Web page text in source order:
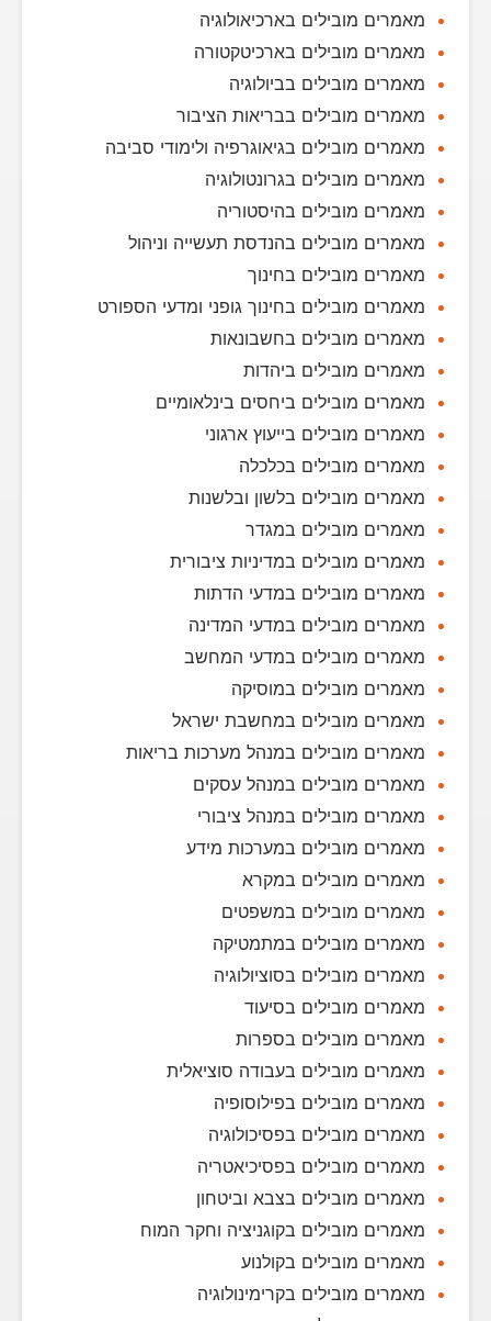
מאמרים מובילים בארכיאולוגיה
מאמרים מובילים בארכיטקטורה
מאמרים מובילים בביולוגיה
מאמרים מובילים בבריאות הציבור
מאמרים מובילים בגיאוגרפיה ולימודי סביבה
מאמרים מובילים בגרונטולוגיה
מאמרים מובילים בהיסטוריה
מאמרים מובילים בהנדסת תעשייה וניהול
מאמרים מובילים בחינוך
מאמרים מובילים בחינוך גופני ומדעי הספורט
מאמרים מובילים בחשבונאות
מאמרים מובילים ביהדות
מאמרים מובילים ביחסים בינלאומיים
מאמרים מובילים בייעוץ ארגוני
מאמרים מובילים בכלכלה
מאמרים מובילים בלשון ובלשנות
מאמרים מובילים במגדר
מאמרים מובילים במדיניות ציבורית
מאמרים מובילים במדעי הדתות
מאמרים מובילים במדעי המדינה
מאמרים מובילים במדעי המחשב
מאמרים מובילים במוסיקה
מאמרים מובילים במחשבת ישראל
מאמרים מובילים במנהל מערכות בריאות
מאמרים מובילים במנהל עסקים
מאמרים מובילים במנהל ציבורי
מאמרים מובילים במערכות מידע
מאמרים מובילים במקרא
מאמרים מובילים במשפטים
מאמרים מובילים במתמטיקה
מאמרים מובילים בסוציולוגיה
מאמרים מובילים בסיעוד
מאמרים מובילים בספרות
מאמרים מובילים בעבודה סוציאלית
מאמרים מובילים בפילוסופיה
מאמרים מובילים בפסיכולוגיה
מאמרים מובילים בפסיכיאטריה
מאמרים מובילים בצבא וביטחון
מאמרים מובילים בקוגניציה וחקר המוח
מאמרים מובילים בקולנוע
מאמרים מובילים בקרימינולוגיה